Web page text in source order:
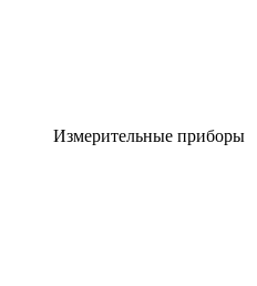
Измерительные приборы